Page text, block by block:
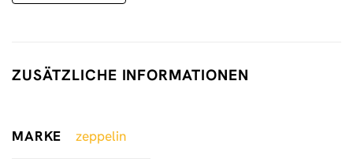
ZUSÄTZLICHE INFORMATIONEN
MARKE zeppelin